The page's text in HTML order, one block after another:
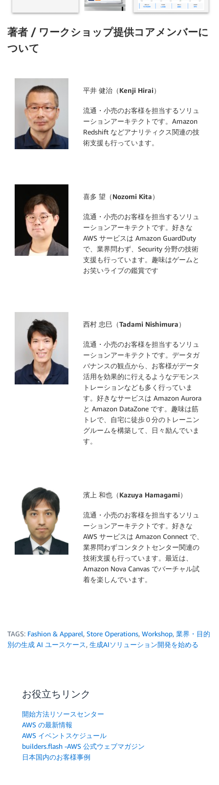
著者 / ワークショップ提供コアメンバーに
ついて
平井 健治（Kenji Hirai）
流通・小売のお客様を担当するソリュ
ーションアーキテクトです。Amazon
Redshift などアナリティクス関連の技
術支援も行っています。
喜多 望（Nozomi Kita）
流通・小売のお客様を担当するソリュ
ーションアーキテクトです。好きな
AWS サービスは Amazon GuardDuty
で、業界問わず、Security 分野の技術
⽀援も行っています。趣味はゲームと
お笑いライブの鑑賞です
西村 忠巳（Tadami Nishimura）
流通・小売のお客様を担当するソリュ
ーションアーキテクトです。データガ
バナンスの観点から、お客様がデータ
活用を効果的に行えるようなデモンス
トレーションなども多く行っていま
す。好きなサービスは Amazon Aurora
と Amazon DataZone です。趣味は筋
トレで、自宅に徒歩０分のトレーニン
グルームを構築して、日々励んでいま
す。
濱上 和也（Kazuya Hamagami）
流通・小売のお客様を担当するソリュ
ーションアーキテクトです。好きな
AWS サービスは Amazon Connect で、
業界問わずコンタクトセンター関連の
技術支援も行っています。最近は、
Amazon Nova Canvas でバーチャル試
着を楽しんでいます。
TAGS: Fashion & Apparel, Store Operations, Workshop, 業界・目的
別の生成 AI ユースケース, 生成AIソリューション開発を始める
お役立ちリンク
開始方法リソースセンター
AWS の最新情報
AWS イベントスケジュール
builders.flash -AWS 公式ウェブマガジン
日本国内のお客様事例